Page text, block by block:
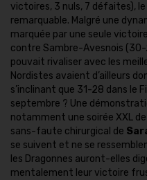
victoires, 3 nuls, 7 défaites),
remarquable. Malgré une
marquée par une seule
contre Sambre-Avesnois (30-
pouvait rivaliser avec les
Nordistes avaient d’ailleurs
s’inclinant que 31-28 dans le
septembre ? Une
notamment une soirée XXL de
sans-faute chirurgical de
se suivent et ne se
les Dragonnes auront-elles
mentalement leur victoire